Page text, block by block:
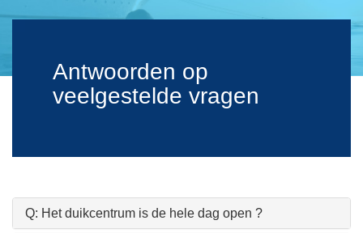
Antwoorden op
veelgestelde vragen
Q: Het duikcentrum is de hele dag open ?